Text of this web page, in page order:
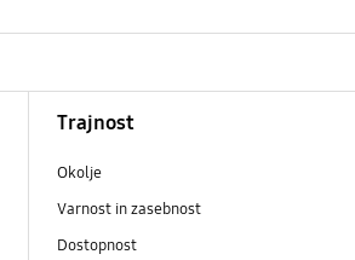
Trajnost
Okolje
Varnost in zasebnost
Dostopnost